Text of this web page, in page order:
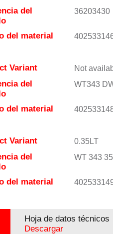
del
36203430
del material
Variant Not
del
WT343
del material
Variant 0.35LT
del
WT 343
del material
Hoja de datos técnicos
Descargar